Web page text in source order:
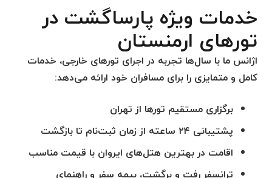
خدمات ویژه پارساگشت در
تورهای ارمنستان
اژانس ما با سال‌ها تجربه در اجرای تورهای خارجی، خدمات
کامل و متمایزی را برای مسافران خود ارائه می‌دهد:
برگزاری مستقیم تورها از تهران
پشتیبانی ۲۴ ساعته از زمان ثبت‌نام تا بازگشت
اقامت در بهترین هتل‌های ایروان با قیمت مناسب
ترانسفر رفت و برگشت، بیمه سفر و راهنمای